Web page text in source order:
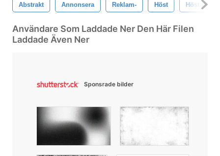
Abstrakt Annonsera Reklam- Höst Höst
Användare Som Laddade Ner Den Här Filen
Laddade Även Ner
Sponsrade bilder